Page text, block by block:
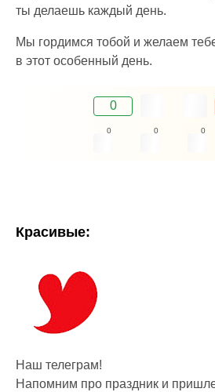
ты делаешь каждый день.
Мы гордимся тобой и желаем
в этот особенный день.
0
0 0 0
Красивые:
Наш телеграм!
Напомним про праздник и